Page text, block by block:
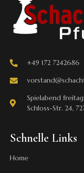
+49 172 7242686
Spielabend
Schloss-Str. 24,
Schnelle Links
Home